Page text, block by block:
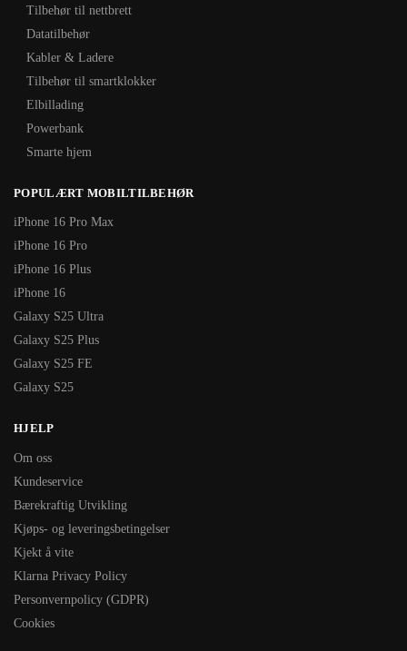
Tilbehør til nettbrett
Datatilbehør
Kabler & Ladere
Tilbehør til smartklokker
Elbillading
Powerbank
Smarte hjem
POPULÆRT MOBILTILBEHØR
iPhone 16 Pro Max
iPhone 16 Pro
iPhone 16 Plus
iPhone 16
Galaxy S25 Ultra
Galaxy S25 Plus
Galaxy S25 FE
Galaxy S25
HJELP
Om oss
Kundeservice
Bærekraftig Utvikling
Kjøps- og leveringsbetingelser
Kjekt å vite
Klarna Privacy Policy
Personvernpolicy (GDPR)
Cookies